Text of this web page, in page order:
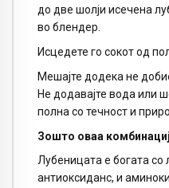
до две шолји исечена
во блендер.
Исцедете го сокот од
Мешајте додека не
Не додавајте вода или
полна со течност и
Зошто оваа
Лубеницата е богата со
антиоксиданс, и